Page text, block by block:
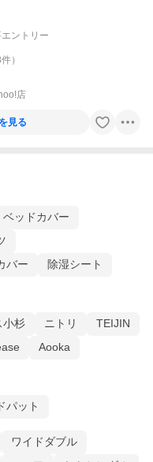
ントリー
件）
店
見る
ベッドカバー
バー
除湿シート
小杉 ニトリ
TEIJIN
Aooka
パット
ワイドダブル